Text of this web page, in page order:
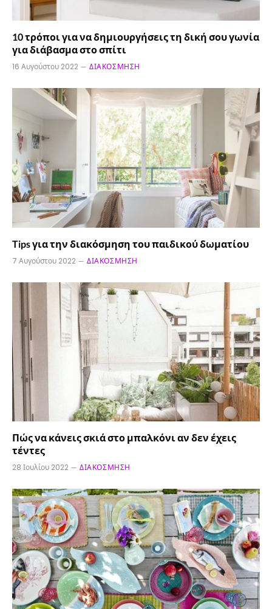
10 τρόποι για να δημιουργήσεις τη δική σου γωνία
για διάβασμα στο σπίτι
16 Αυγούστου 2022 ΔΙΑΚΌΣΜΗΣΗ
Tips για την διακόσμηση του παιδικού δωματίου
7 Αυγούστου 2022 ΔΙΑΚΌΣΜΗΣΗ
Πώς να κάνεις σκιά στο μπαλκόνι αν δεν έχεις
τέντες
28 Ιουλίου 2022 ΔΙΑΚΌΣΜΗΣΗ